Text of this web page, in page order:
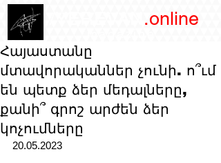
.online
Հայաստանը
մտավորականներ չունի. ո՞ւմ
են պետք ձեր մեդալները,
քանի՞ գրոշ արժեն ձեր
կոչումները
20.05.2023